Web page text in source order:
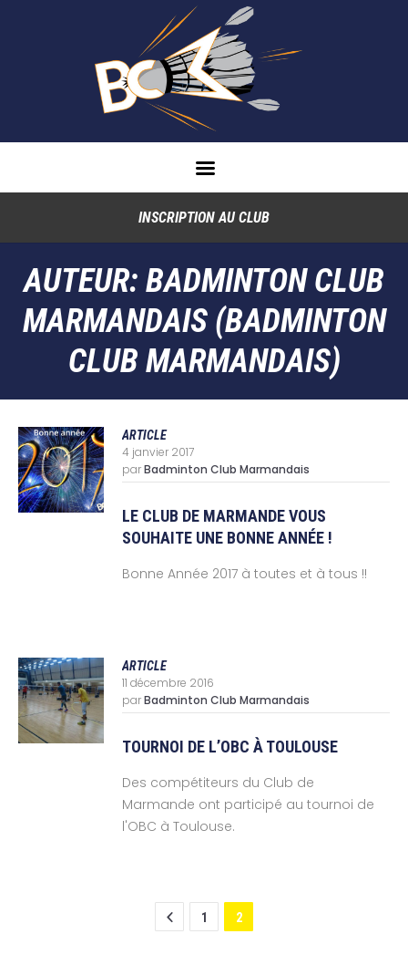
INSCRIPTION AU CLUB
AUTEUR: BADMINTON CLUB
MARMANDAIS(BADMINTON
CLUB MARMANDAIS)
ARTICLE
4 janvier 2017
parBadminton Club Marmandais
LE CLUB DE MARMANDE VOUS
SOUHAITE UNE BONNE ANNÉE !
Bonne Année 2017 à toutes et à tous !!
ARTICLE
11 décembre 2016
parBadminton Club Marmandais
TOURNOI DE L’OBC À TOULOUSE
Des compétiteurs du Club de
Marmande ont participé au tournoi de
l'OBC à Toulouse.
1 2